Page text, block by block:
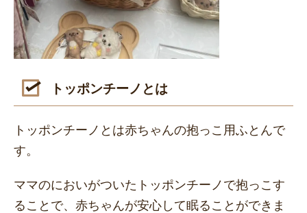
トッポンチーノとは
トッポンチーノとは赤ちゃんの抱っこ用ふとんで
す。
ママのにおいがついたトッポンチーノで抱っこす
ることで、赤ちゃんが安心して眠ることができま